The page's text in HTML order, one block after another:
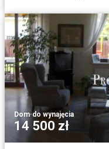
Dom·do wynajęcia
14 500 zł